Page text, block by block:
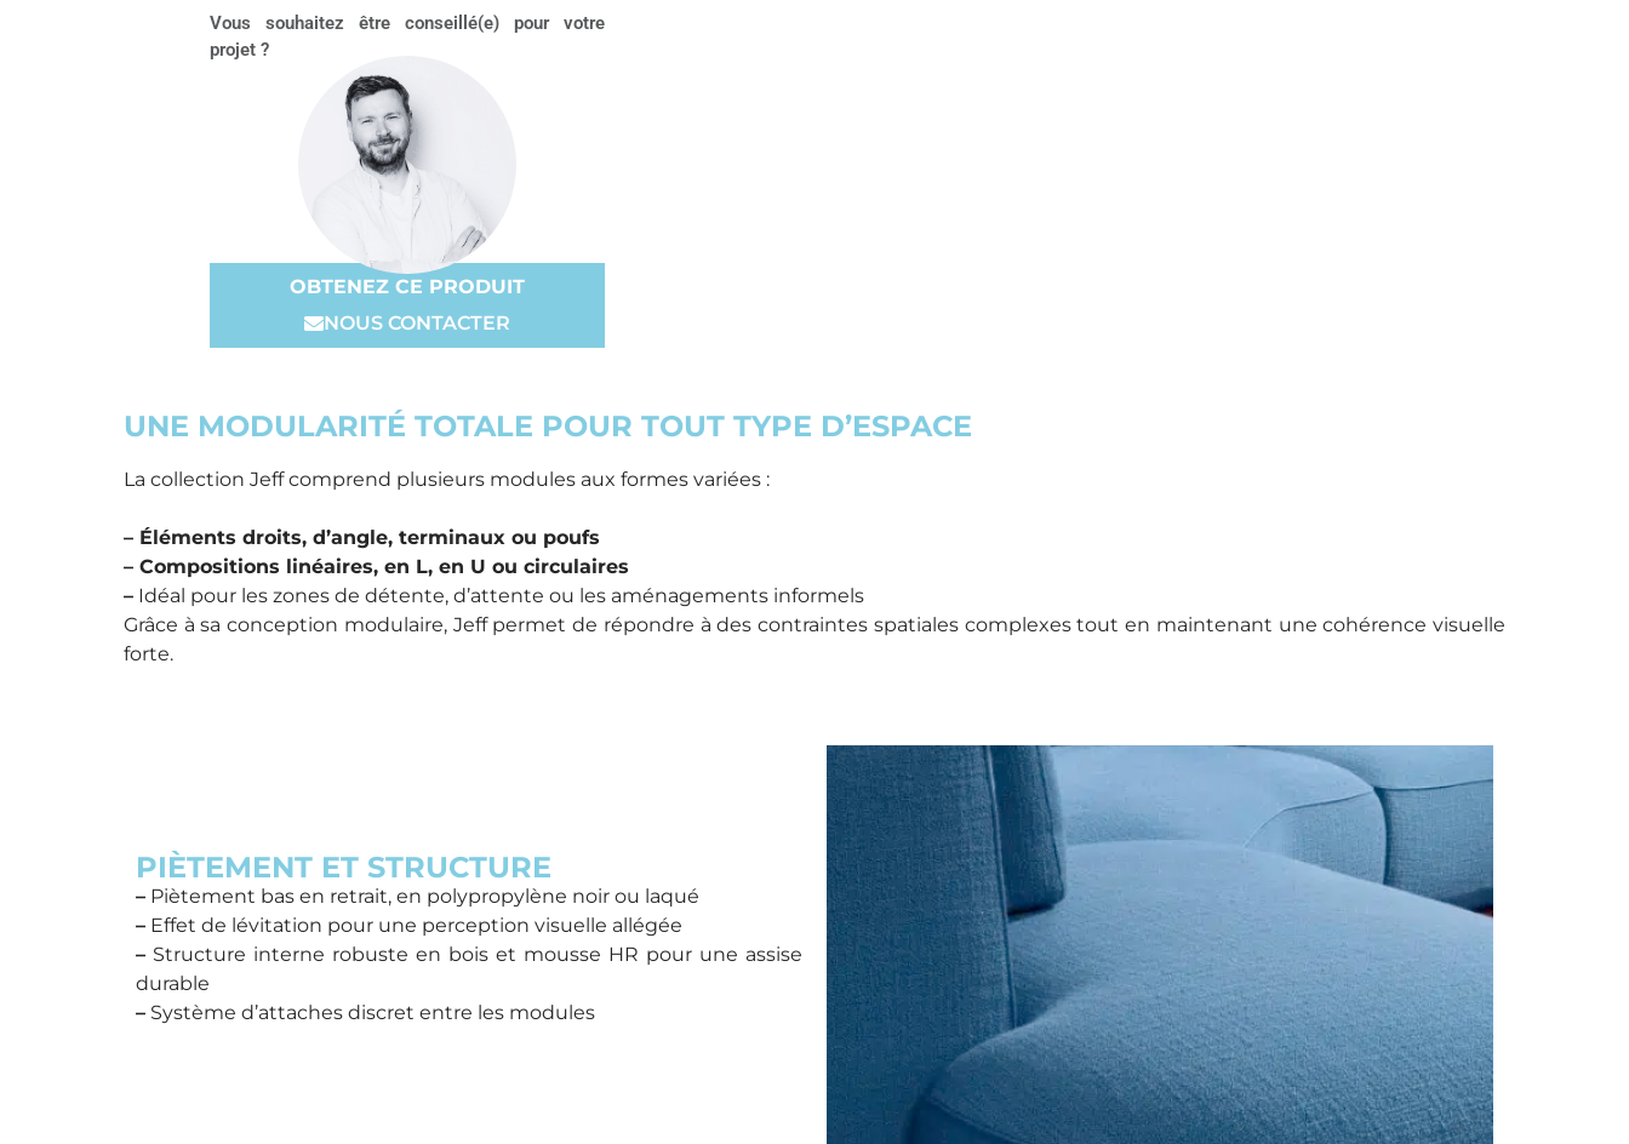
Vous souhaitez être conseillé(e) pour votre
projet ?
OBTENEZ CE PRODUIT
NOUS CONTACTER
UNE MODULARITÉ TOTALE POUR TOUT TYPE D’ESPACE
La collection Jeff comprend plusieurs modules aux formes variées :
– Éléments droits, d’angle, terminaux ou poufs
– Compositions linéaires, en L, en U ou circulaires
– Idéal pour les zones de détente, d’attente ou les aménagements informels
Grâce à sa conception modulaire, Jeff permet de répondre à des contraintes spatiales complexes tout en maintenant une cohérence visuelle
forte.
PIÈTEMENT ET STRUCTURE
– Piètement bas en retrait, en polypropylène noir ou laqué
– Effet de lévitation pour une perception visuelle allégée
– Structure interne robuste en bois et mousse HR pour une assise
durable
– Système d’attaches discret entre les modules